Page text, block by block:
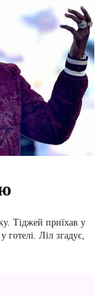
Тіджей приїхав у
Ліл згадує,